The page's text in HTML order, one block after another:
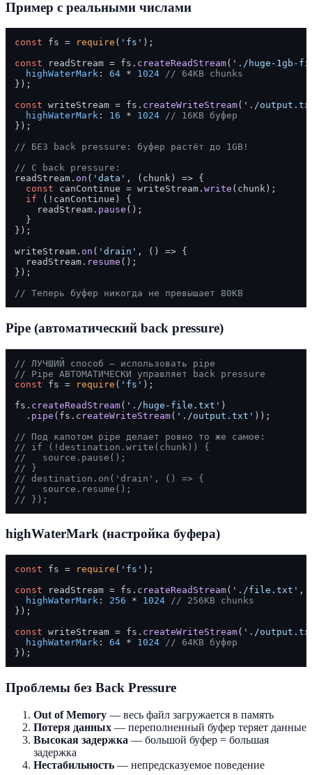
Пример с реальными числами
const fs = require ( 'fs' );
const readStream = fs. createReadStream( './huge-1gb-
highWaterMark : 64 * 1024 // 64KB chunks
});
const writeStream = fs. createWriteStream( './
highWaterMark : 16 * 1024 // 16KB буфер
});
// БЕЗ back pressure: буфер растёт до 1GB!
// С back pressure:
readStream. on ( 'data' , ( chunk ) => {
const canContinue = writeStream. write (chunk);
if (!canContinue) {
    readStream.
pause ();
  }
});
writeStream. on ( 'drain' , () => {
  readStream.
resume ();
});
// Теперь буфер никогда не превышает 80KB
Pipe (автоматический back pressure)
// ЛУЧШИЙ способ — использовать pipe
// Pipe АВТОМАТИЧЕСКИ управляет back pressure
const fs = require ( 'fs' );
fs. createReadStream( './huge-file.txt' )
  .
pipe (fs. createWriteStream( './output.txt' ));
// Под капотом pipe делает ровно то же самое:
// if (!destination.write(chunk)) {
//   source.pause();
// }
// destination.on('drain', () => {
//   source.resume();
// });
highWaterMark (настройка буфера)
const fs = require ( 'fs' );
const readStream = fs. createReadStream( './file.txt' ,
highWaterMark : 256 * 1024 // 256KB chunks
});
const writeStream = fs. createWriteStream( './
highWaterMark : 64 * 1024 // 64KB буфер
Проблемы без Back Pressure
Out of Memory — весь файл загружается в память
Потеря данных — переполненный буфер теряет данные
Высокая задержка — большой буфер = большая
задержка
Нестабильность — непредсказуемое поведение